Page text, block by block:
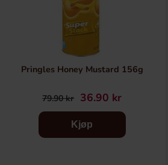
Pringles Honey Mustard 156g
79.90 kr 36.90 kr
Kjøp